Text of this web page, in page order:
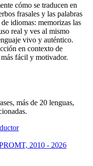
cómo se traducen en
frasales y las palabras
idiomas: memorizas las
real y ves al mismo
vivo y auténtico.
en contexto de
fácil y motivador.
más de 20 lenguas,
2010 - 2026